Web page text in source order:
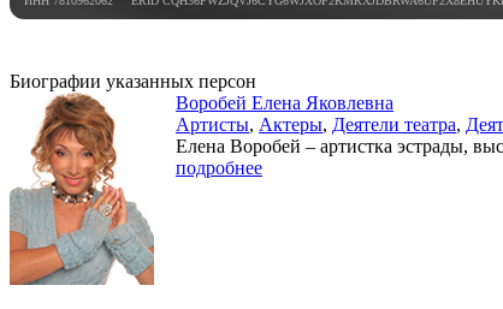
Биографии указанных персон
Воробей Елена Яковлевна
Артисты, Актеры, Деятели театра,
Елена Воробей – артистка эстрады,
подробнее